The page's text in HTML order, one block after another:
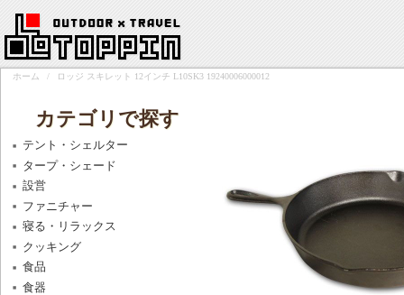
ホーム / ロッジ スキレット 12インチ L10SK3 19240006000012
カテゴリで探す
テント・シェルター
タープ・シェード
設営
ファニチャー
寝る・リラックス
クッキング
食品
食器